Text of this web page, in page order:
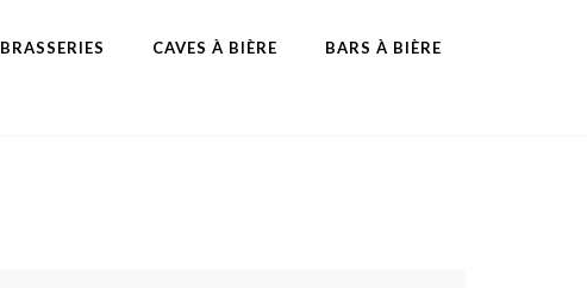
BRASSERIES CAVES À BIÈRE BARS À BIÈRE